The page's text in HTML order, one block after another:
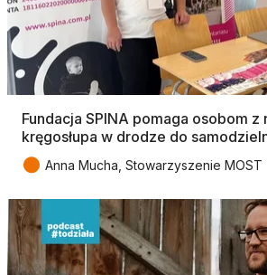
Fundacja SPINA pomaga osobom
kręgosłupa w drodze do
● Anna Mucha, Stowarzyszenie MOST